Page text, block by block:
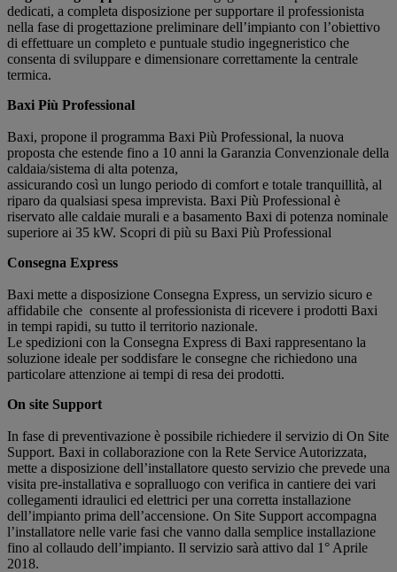
dedicati, a completa disposizione per supportare il professionista
nella fase di progettazione preliminare dell’impianto con l’obiettivo
di effettuare un completo e puntuale studio ingegneristico che
consenta di sviluppare e dimensionare correttamente la centrale
termica.
Baxi Più Professional
Baxi, propone il programma Baxi Più Professional, la nuova
proposta che estende fino a 10 anni la Garanzia Convenzionale della
caldaia/sistema di alta potenza,
assicurando così un lungo periodo di comfort e totale tranquillità, al
riparo da qualsiasi spesa imprevista. Baxi Più Professional è
riservato alle caldaie murali e a basamento Baxi di potenza nominale
superiore ai 35 kW. Scopri di più su Baxi Più Professional
Consegna Express
Baxi mette a disposizione Consegna Express, un servizio sicuro e
affidabile che consente al professionista di ricevere i prodotti Baxi
in tempi rapidi, su tutto il territorio nazionale.
Le spedizioni con la Consegna Express di Baxi rappresentano la
soluzione ideale per soddisfare le consegne che richiedono una
particolare attenzione ai tempi di resa dei prodotti.
On site Support
In fase di preventivazione è possibile richiedere il servizio di On Site
Support. Baxi in collaborazione con la Rete Service Autorizzata,
mette a disposizione dell’installatore questo servizio che prevede una
visita pre-installativa e sopralluogo con verifica in cantiere dei vari
collegamenti idraulici ed elettrici per una corretta installazione
dell’impianto prima dell’accensione. On Site Support accompagna
l’installatore nelle varie fasi che vanno dalla semplice installazione
fino al collaudo dell’impianto. Il servizio sarà attivo dal 1° Aprile
2018.